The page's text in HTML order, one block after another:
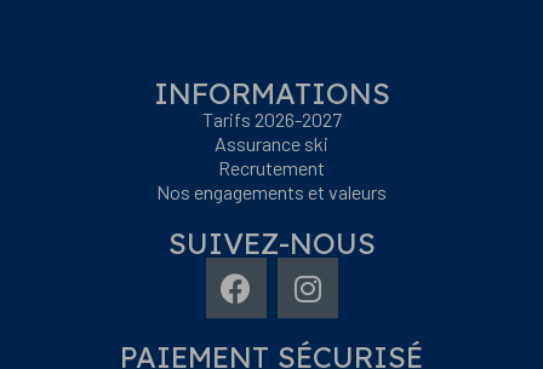
INFORMATIONS
Tarifs 2026-2027
Assurance ski
Recrutement
Nos engagements et valeurs
SUIVEZ-NOUS
PAIEMENT SÉCURISÉ